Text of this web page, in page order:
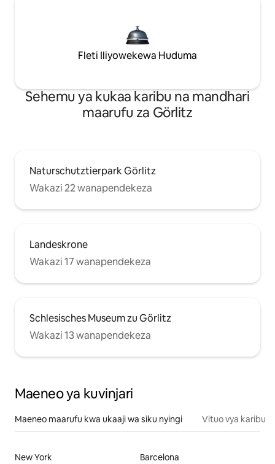
Fleti Iliyowekewa Huduma
Sehemu ya kukaa karibu na mandhari
maarufu za Görlitz
Naturschutztierpark Görlitz
Wakazi 22 wanapendekeza
Landeskrone
Wakazi 17 wanapendekeza
Schlesisches Museum zu Görlitz
Wakazi 13 wanapendekeza
Maeneo ya kuvinjari
Maeneo maarufu kwa ukaaji wa siku nyingi Vituo vya karibu
New York
Barcelona